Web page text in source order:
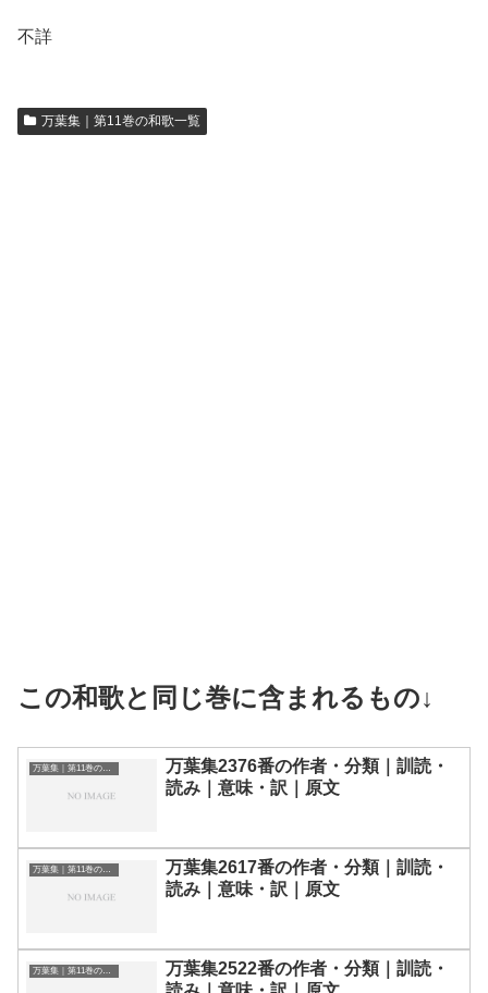
不詳
万葉集｜第11巻の和歌一覧
この和歌と同じ巻に含まれるもの↓
万葉集｜第11巻の和歌一覧
万葉集2376番の作者・分類｜訓読・
読み｜意味・訳｜原文
万葉集｜第11巻の和歌一覧
万葉集2617番の作者・分類｜訓読・
読み｜意味・訳｜原文
万葉集｜第11巻の和歌一覧
万葉集2522番の作者・分類｜訓読・